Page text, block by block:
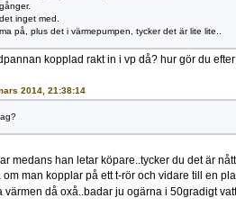
inget med.
på, plus det i värmepumpen, tycker det är lite lite..
kopplad rakt in i vp då? hur gör du
2014, 21:38:14
medans han letar köpare..tycker du det är
om man kopplar på ett t-rör och vidare till en
värmen då oxå..badar ju ogärna i 50gradigt